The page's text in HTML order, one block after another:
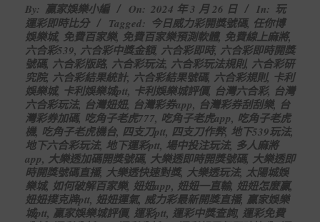
03-
26
By: 贏家娛樂小編 On: 2024 年 3 月 26 日 In: 玩
運彩即時比分
Tagged: 今日威力彩開獎號碼, 任你博
娛樂城, 免費百家樂, 免費百家樂預測軟體, 免費線上麻將,
六合彩539, 六合彩中獎金額, 六合彩即時, 六合彩即時開獎
號碼, 六合彩版路, 六合彩玩法, 六合彩玩法規則, 六合彩研
究院, 六合彩結果統計, 六合彩結果號碼, 六合彩規則, 卡利
娛樂城, 卡利娛樂城ptt, 卡利娛樂城評價, 台灣六合彩, 台灣
六合彩玩法, 台灣妞妞, 台灣彩券app, 台灣彩券刮刮樂, 台
灣彩券加碼, 吃角子老虎777, 吃角子老虎app, 吃角子老虎
機, 吃角子老虎機台, 四支刀ptt, 四支刀作弊, 地下539玩法,
地下六合彩玩法, 地下運彩ptt, 場中投注玩法, 多人麻將
app, 大樂透加碼開獎號碼, 大樂透即時開獎號碼, 大樂透即
時開獎號碼直播, 大樂透快速對獎, 大樂透玩法, 太陽城娛
樂城, 如何破解百家樂, 妞妞app, 妞妞一直輸, 妞妞怎麼贏,
妞妞撲克牌ptt, 妞妞運氣, 威力彩最新開獎直播, 贏家娛樂
城ptt, 贏家娛樂城評價, 運彩ptt, 運彩中獎查詢, 運彩免費